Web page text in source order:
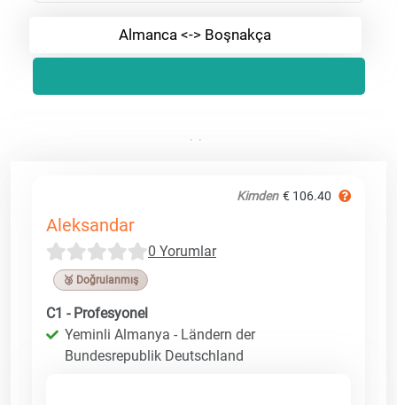
Almanca <-> Boşnakça
Kimden € 106.40
Aleksandar
0 Yorumlar
🥉 Doğrulanmış
C1 - Profesyonel
Yeminli Almanya - Ländern der
Bundesrepublik Deutschland